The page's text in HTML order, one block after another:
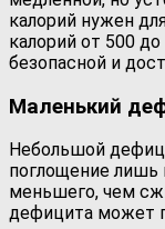
калорий нужен
калорий от 500
безопасной и
Маленький
Небольшой
поглощение лишь
меньшего, чем
дефицита может